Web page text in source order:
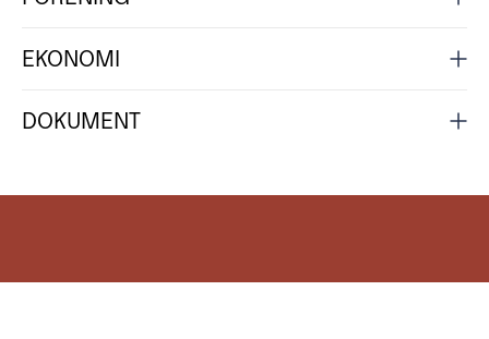
EKONOMI
DOKUMENT